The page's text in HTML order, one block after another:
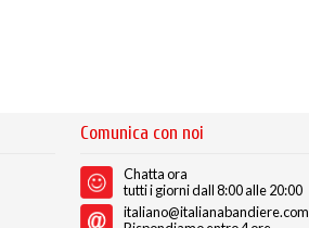
Comunica con noi
Chatta ora
tutti i giorni dall 8:00 alle 20:00
italiano@italianabandiere.com